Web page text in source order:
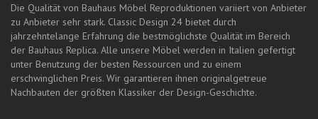
Die Qualität von Bauhaus Möbel Reproduktionen variiert von Anbieter
zu Anbieter sehr stark. Classic Design 24 bietet durch
jahrzehntelange Erfahrung die bestmöglichste Qualität im Bereich
der Bauhaus Replica. Alle unsere Möbel werden in Italien gefertigt
unter Benutzung der besten Ressourcen und zu einem
erschwinglichen Preis. Wir garantieren ihnen originalgetreue
Nachbauten der größten Klassiker der Design-Geschichte.